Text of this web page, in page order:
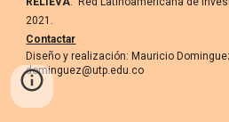
2021 .
Contactar
Diseño y realización: Mauricio
dominguez@utp.edu.co